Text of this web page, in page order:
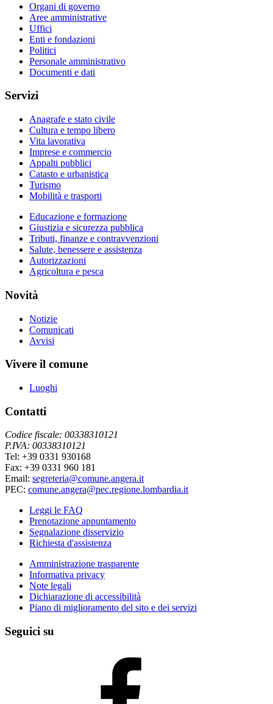
Organi di governo
Aree amministrative
Uffici
Enti e fondazioni
Politici
Personale amministrativo
Documenti e dati
Servizi
Anagrafe e stato civile
Cultura e tempo libero
Vita lavorativa
Imprese e commercio
Appalti pubblici
Catasto e urbanistica
Turismo
Mobilità e trasporti
Educazione e formazione
Giustizia e sicurezza pubblica
Tributi, finanze e contravvenzioni
Salute, benessere e assistenza
Autorizzazioni
Agricoltura e pesca
Novità
Notizie
Comunicati
Avvisi
Vivere il comune
Luoghi
Contatti
Codice fiscale: 00338310121
P.IVA: 00338310121
Tel: +39 0331 930168
Fax: +39 0331 960 181
Email: segreteria@comune.angera.it
PEC: comune.angera@pec.regione.lombardia.it
Leggi le FAQ
Prenotazione appuntamento
Segnalazione disservizio
Richiesta d'assistenza
Amministrazione trasparente
Informativa privacy
Note legali
Dichiarazione di accessibilità
Piano di miglioramento del sito e dei servizi
Seguici su